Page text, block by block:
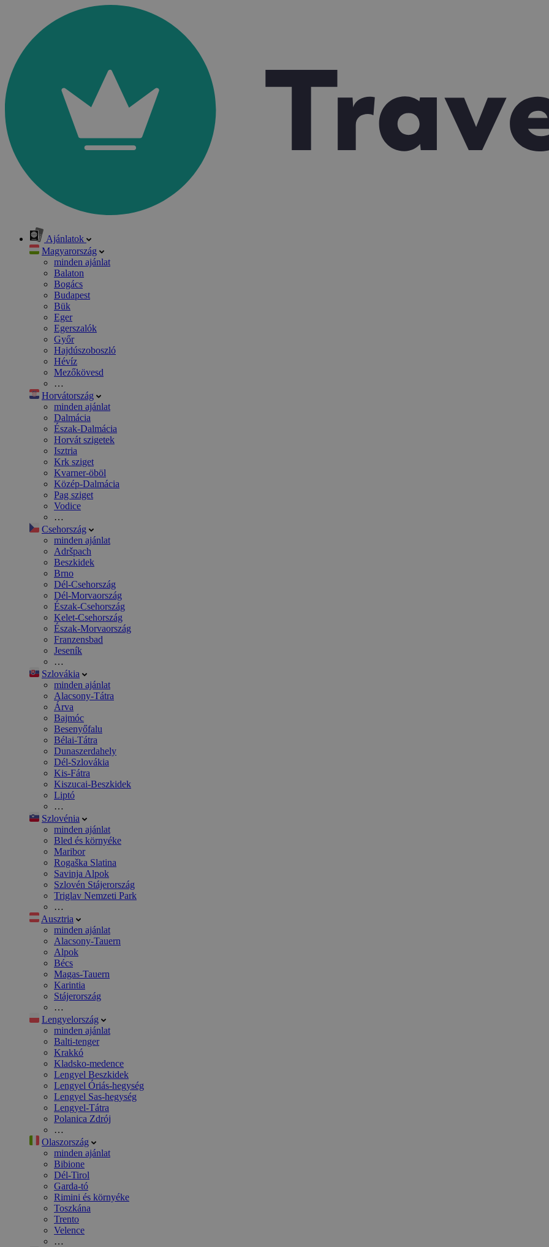
Ajánlatok
Magyarország
minden ajánlat
Balaton
Bogács
Budapest
Bük
Eger
Egerszalók
Győr
Hajdúszoboszló
Hévíz
Mezőkövesd
…
Horvátország
minden ajánlat
Dalmácia
Észak-Dalmácia
Horvát szigetek
Isztria
Krk sziget
Kvarner-öböl
Közép-Dalmácia
Pag sziget
Vodice
…
Csehország
minden ajánlat
Adršpach
Beszkidek
Brno
Dél-Csehország
Dél-Morvaország
Észak-Csehország
Kelet-Csehország
Észak-Morvaország
Franzensbad
Jeseník
…
Szlovákia
minden ajánlat
Alacsony-Tátra
Árva
Bajmóc
Besenyőfalu
Bélai-Tátra
Dunaszerdahely
Dél-Szlovákia
Kis-Fátra
Kiszucai-Beszkidek
Liptó
…
Szlovénia
minden ajánlat
Bled és környéke
Maribor
Rogaška Slatina
Savinja Alpok
Szlovén Stájerország
Triglav Nemzeti Park
…
Ausztria
minden ajánlat
Alacsony-Tauern
Alpok
Bécs
Magas-Tauern
Karintia
Stájerország
…
Lengyelország
minden ajánlat
Balti-tenger
Krakkó
Kladsko-medence
Lengyel Beszkidek
Lengyel Óriás-hegység
Lengyel Sas-hegység
Lengyel-Tátra
Polanica Zdrój
…
Olaszország
minden ajánlat
Bibione
Dél-Tirol
Garda-tó
Rimini és környéke
Toszkána
Trento
Velence
…